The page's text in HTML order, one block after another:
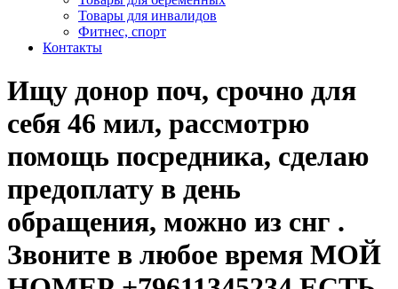
Товары для инвалидов
Фитнес, спорт
Контакты
Ищу донор поч, срочно для
себя 46 мил, рассмотрю
помощь посредника, сделаю
предоплату в день
обращения, можно из снг .
Звоните в любое время МОЙ